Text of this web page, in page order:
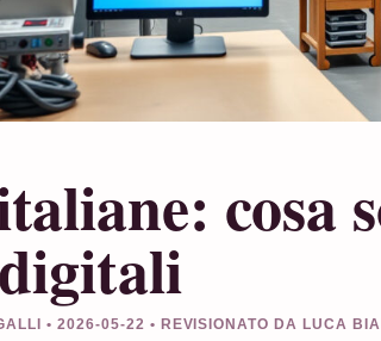
cosa
• 2026-05-22 • REVISIONATO DA LUCA